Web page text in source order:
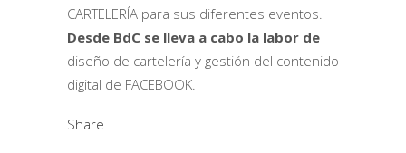
CARTELERÍA para sus diferentes eventos.
Desde BdC se lleva a cabo la labor de
diseño de cartelería y gestión del contenido
digital de FACEBOOK.
Share